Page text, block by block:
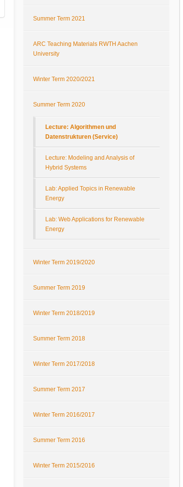
Summer Term 2021
ARC Teaching Materials RWTH Aachen
University
Winter Term 2020/2021
Summer Term 2020
Lecture: Algorithmen und
Datenstrukturen (Service)
Lecture: Modeling and Analysis of
Hybrid Systems
Lab: Applied Topics in Renewable
Energy
Lab: Web Applications for Renewable
Energy
Winter Term 2019/2020
Summer Term 2019
Winter Term 2018/2019
Summer Term 2018
Winter Term 2017/2018
Summer Term 2017
Winter Term 2016/2017
Summer Term 2016
Winter Term 2015/2016